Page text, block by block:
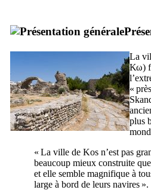
La
Κω)
«
plus
« La ville de Kos n’est pas
beaucoup mieux construite
et elle semble magnifique à
large à bord de leurs navires ».